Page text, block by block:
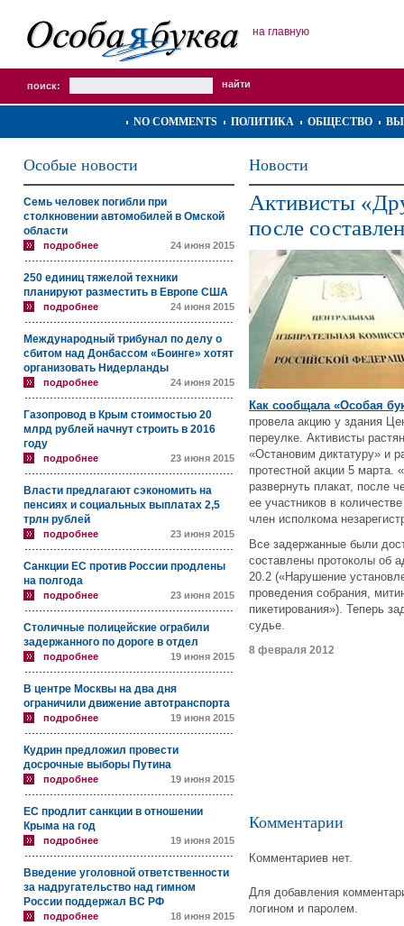
на главную
поиск:
NO COMMENTS ПОЛИТИКА ОБЩЕСТВО
Особые новости
Семь человек погибли при
столкновении автомобилей в Омской
области
подробнее 24 июня 2015
250 единиц тяжелой техники
планируют разместить в Европе США
подробнее 24 июня 2015
Международный трибунал по делу о
сбитом над Донбассом «Боинге» хотят
организовать Нидерланды
подробнее 24 июня 2015
Газопровод в Крым стоимостью 20
млрд рублей начнут строить в 2016
году
подробнее 23 июня 2015
Власти предлагают сэкономить на
пенсиях и социальных выплатах 2,5
трлн рублей
подробнее 23 июня 2015
Санкции ЕС против России продлены
на полгода
подробнее 23 июня 2015
Столичные полицейские ограбили
задержанного по дороге в отдел
подробнее 19 июня 2015
В центре Москвы на два дня
ограничили движение автотранспорта
подробнее 19 июня 2015
Кудрин предложил провести
досрочные выборы Путина
подробнее 19 июня 2015
ЕС продлит санкции в отношении
Крыма на год
подробнее 19 июня 2015
Введение уголовной ответственности
за надругательство над гимном
России поддержал ВС РФ
подробнее 18 июня 2015
Новости
Активисты
после
Как сообщала «Особая
провела акцию у здания
переулке. Активисты
«Остановим диктатуру» и
протестной акции 5 марта.
развернуть плакат, после
ее участников в
член исполкома
Все задержанные были
составлены протоколы об
20.2 («Нарушение
проведения собрания,
пикетирования»). Теперь
судье.
8 февраля 2012
Комментарии
Комментариев нет.
Для добавления
логином и паролем.